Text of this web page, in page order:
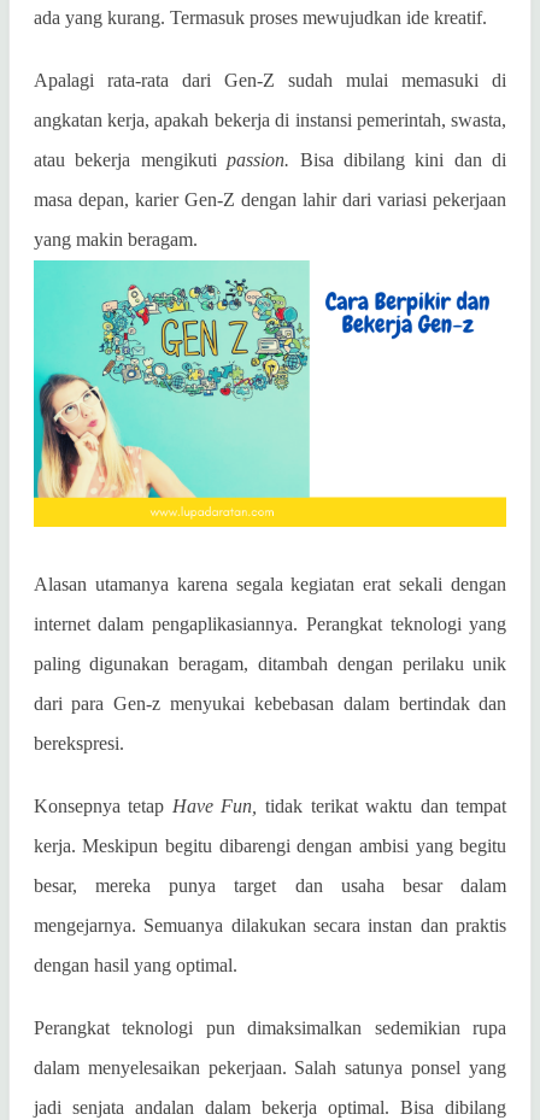
ada yang kurang. Termasuk proses mewujudkan ide kreatif.
Apalagi rata-rata dari Gen-Z sudah mulai memasuki di
angkatan kerja, apakah bekerja di instansi pemerintah, swasta,
atau bekerja mengikutipassion. Bisa dibilang kini dan di
masa depan, karier Gen-Z dengan lahir dari variasi pekerjaan
yang makin beragam.
Alasan utamanya karena segala kegiatan erat sekali dengan
internet dalam pengaplikasiannya. Perangkat teknologi yang
paling digunakan beragam, ditambah dengan perilaku unik
dari para Gen-z menyukai kebebasan dalam bertindak dan
berekspresi.
Konsepnya tetap Have Fun,
tidak terikat waktu dan tempat
kerja. Meskipun begitu dibarengi dengan ambisi yang begitu
besar, mereka punya target dan usaha besar dalam
mengejarnya. Semuanya dilakukan secara instan dan praktis
dengan hasil yang optimal.
Perangkat teknologi pun dimaksimalkan sedemikian rupa
dalam menyelesaikan pekerjaan. Salah satunya ponsel yang
jadi senjata andalan dalam bekerja optimal. Bisa dibilang